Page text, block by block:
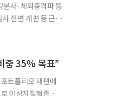
사·체외충격파 등
전면 개편 등 근본
중 35% 목표”
트폴리오 재편에
이상지질혈증과